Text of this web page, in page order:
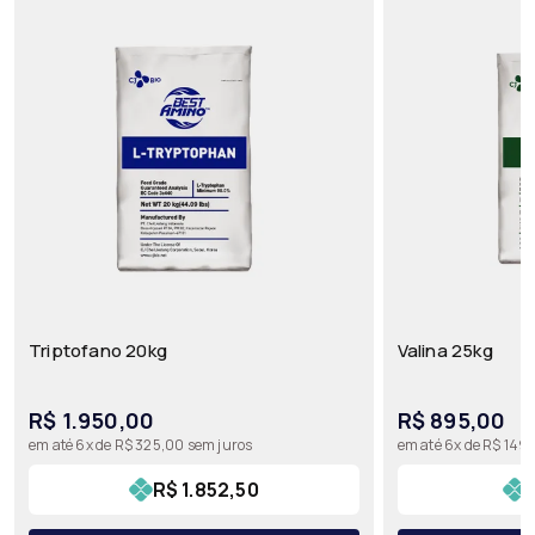
Triptofano 20kg
R$ 1.950,00
R$ 1.852,50
em até 6x de R$ 325,00 sem juros
Valina 25kg
R$ 895,00
em até 6x de R$